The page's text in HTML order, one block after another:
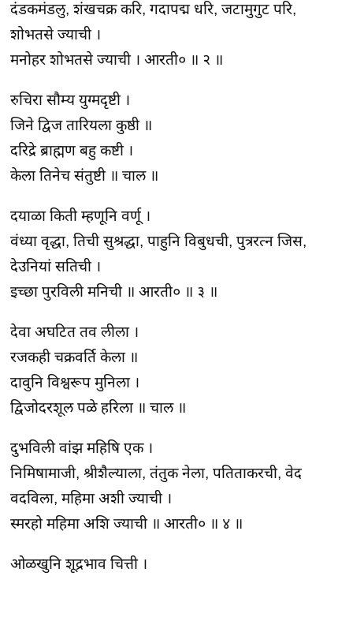
दंडकमंडलु, शंखचक्र करि, गदापद्म धरि, जटामुगुट परि,
शोभतसे ज्याची ।
मनोहर शोभतसे ज्याची । आरती० ॥ २ ॥
रुचिरा सौम्य युग्मदृष्टी ।
जिने द्विज तारियला कुष्ठी ॥
दरिद्रे ब्राह्मण बहु कष्टी ।
केला तिनेच संतुष्टी ॥ चाल ॥
दयाळा किती म्हणूनि वर्णू ।
वंध्या वृद्धा, तिची सुश्रद्धा, पाहुनि विबुधची, पुत्ररत्न जिस,
देउनियां सतिची ।
इच्छा पुरविली मनिची ॥ आरती० ॥ ३ ॥
देवा अघटित तव लीला ।
रजकही चक्रवर्ति केला ॥
दावुनि विश्वरूप मुनिला ।
द्विजोदरशूल पळे हरिला ॥ चाल ॥
दुभविली वांझ महिषि एक ।
निमिषामाजी, श्रीशैल्याला, तंतुक नेला, पतिताकरची, वेद
वदविला, महिमा अशी ज्याची ।
स्मरहो महिमा अशि ज्याची ॥ आरती० ॥ ४ ॥
ओळखुनि शूद्रभाव चित्ती ।